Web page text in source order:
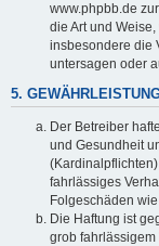
www.phpbb.de
die Art und
insbesondere die
untersagen oder
5.
Der Betreiber
und Gesundheit
fahrlässiges
Folgeschäden
Die Haftung ist
grob